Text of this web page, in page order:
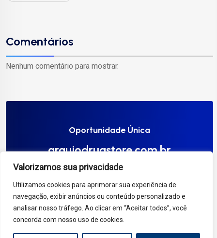
Valorizamos sua privacidade
Utilizamos cookies para aprimorar sua experiência de
navegação, exibir anúncios ou conteúdo personalizado e
analisar nosso tráfego. Ao clicar em “Aceitar todos”, você
concorda com nosso uso de cookies.
Comentários
Nenhum comentário para mostrar.
Oportunidade Única
araujodrugstore.com.br
Compre Agora